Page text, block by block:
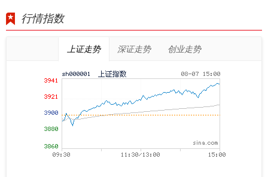
行情指数
上证走势 深证走势 创业走势